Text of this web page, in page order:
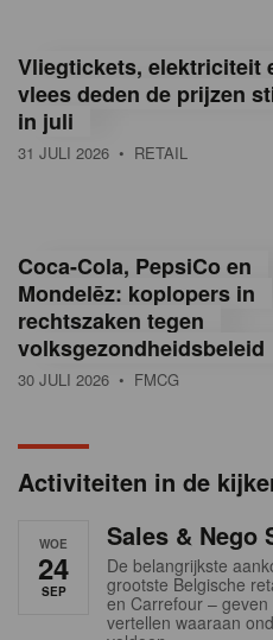
g
ë
e
a
n
Vliegtickets, elektriciteit
vlees deden de prijzen
in juli
31 JULI 2026 • RETAIL
Coca-Cola, PepsiCo en
Mondelēz: koplopers in
rechtszaken tegen
volksgezondheidsbeleid
30 JULI 2026 • FMCG
Activiteiten in de
WOE
24
SEP
Sales & Nego
De belangrijkste
grootste Belgische
en Carrefour –
vertellen waaraan